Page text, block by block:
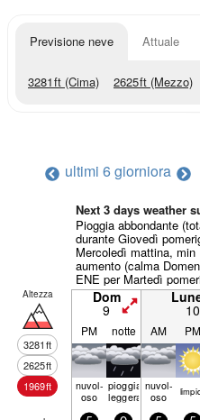
Previsione neve Attuale
3281ft (Cima) 2625ft (Mezzo)
ultimi 6 giorniora
Next 3 days weather
Pioggia abbondante
durante Giovedì
Mercoledì mattina, min
aumento (calma
ENE per Martedì
Altezza
3281ft
2625ft
1969ft
Dom
9 10
PM notte AM PM
nuvol-
oso
pioggia
leggera
nuvol-
oso